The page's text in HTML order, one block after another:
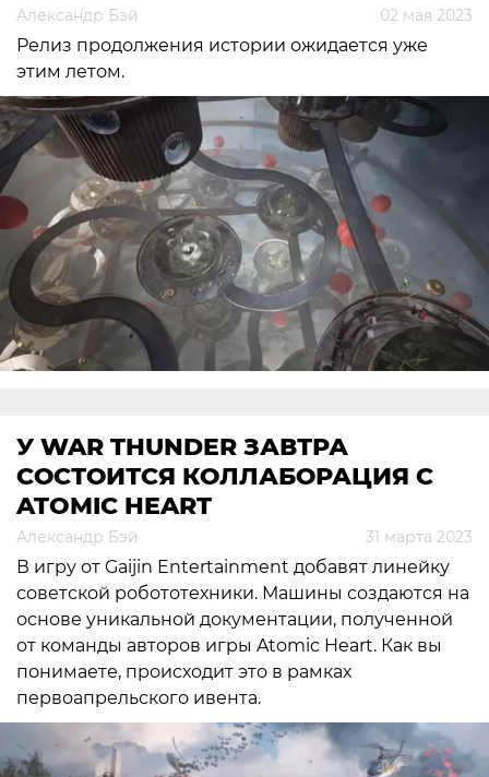
Александр Бэй 02 мая 2023
Релиз продолжения истории ожидается уже
этим летом.
У WAR THUNDER ЗАВТРА
СОСТОИТСЯ КОЛЛАБОРАЦИЯ С
ATOMIC HEART
Александр Бэй 31 марта 2023
В игру от Gaijin Entertainment добавят линейку
советской робототехники. Машины создаются на
основе уникальной документации, полученной
от команды авторов игры Atomic Heart. Как вы
понимаете, происходит это в рамках
первоапрельского ивента.